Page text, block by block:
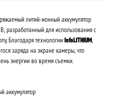
литий-ионный аккумулятор
разработанный для использования с
Благодаря технологии InfoLITHIUM,
заряда на экране камеры, что
энергии во время съемки.
аккумулятор